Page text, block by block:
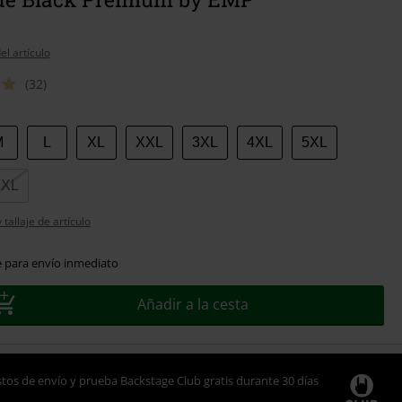
artículo
(32)
XL XXL 3XL 4XL 5XL
tallaje de artículo
para envío inmediato
Añadir a la cesta
de envío y prueba Backstage Club gratis durante 30 días